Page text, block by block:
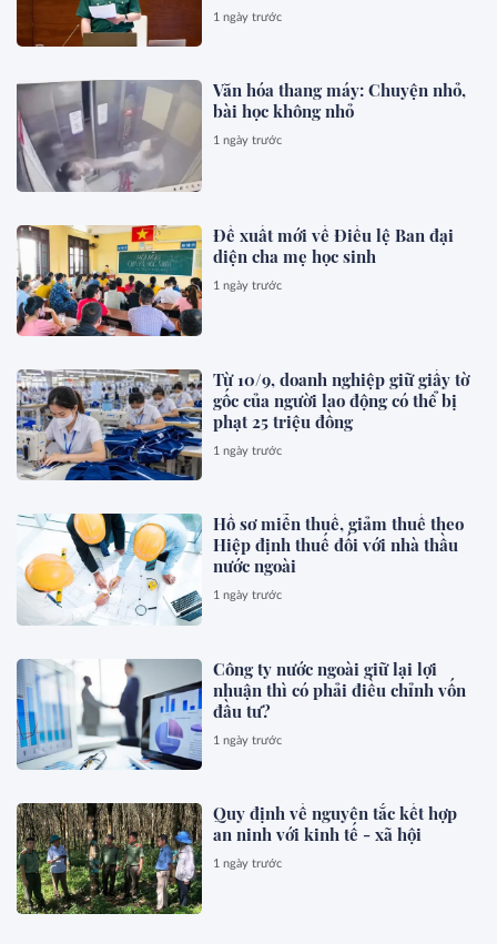
1 ngày trước
Văn hóa thang máy: Chuyện nhỏ,
bài học không nhỏ
1 ngày trước
Đề xuất mới về Điều lệ Ban đại
diện cha mẹ học sinh
1 ngày trước
Từ 10/9, doanh nghiệp giữ giấy tờ
gốc của người lao động có thể bị
phạt 25 triệu đồng
1 ngày trước
Hồ sơ miễn thuế, giảm thuế theo
Hiệp định thuế đối với nhà thầu
nước ngoài
1 ngày trước
Công ty nước ngoài giữ lại lợi
nhuận thì có phải điều chỉnh vốn
đầu tư?
1 ngày trước
Quy định về nguyên tắc kết hợp
an ninh với kinh tế - xã hội
1 ngày trước